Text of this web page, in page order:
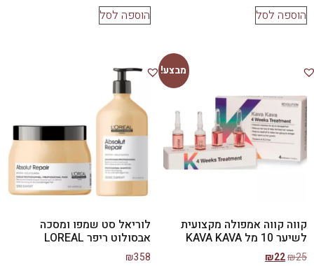
הוספה לסל הוספה לסל
מבצע!
קווה קווה אמפולה מקצועית
לשיער 10 מל KAVA KAVA
₪25
₪22
לוריאל סט שמפו ומסכה
אבסולוט ריפר LOREAL
₪358